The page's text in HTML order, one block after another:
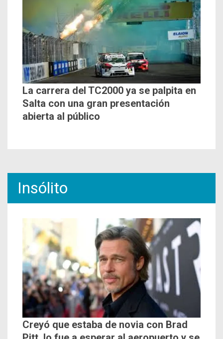
La carrera del TC2000 ya se palpita en
Salta con una gran presentación
abierta al público
Insólito
Creyó que estaba de novia con Brad